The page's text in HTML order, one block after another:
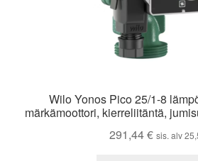
Wilo Yonos Pico 25/1-8
märkämoottori, kierreliitäntä,
291,44€ sis. alv